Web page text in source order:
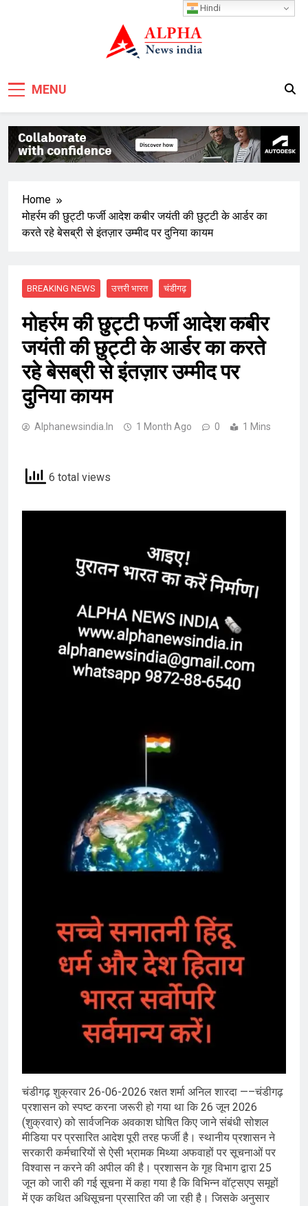
MENU
Home
मोहर्रम की छुट्टी फर्जी आदेश कबीर जयंती की छुट्टी के आर्डर का
करते रहे बेसब्री से इंतज़ार उम्मीद पर दुनिया कायम
BREAKING NEWS उत्तरी भारत चंडीगढ़
मोहर्रम की छुट्टी फर्जी आदेश कबीर
जयंती की छुट्टी के आर्डर का करते
रहे बेसब्री से इंतज़ार उम्मीद पर
दुनिया कायम
Alphanewsindia.in 1 Month Ago 0 1 Mins
6 total views
चंडीगढ़ शुक्रवार 26-06-2026 रक्षत शर्मा अनिल शारदा —–चंडीगढ़
प्रशासन को स्पष्ट करना जरूरी हो गया था कि 26 जून 2026
(शुक्रवार) को सार्वजनिक अवकाश घोषित किए जाने संबंधी सोशल
मीडिया पर प्रसारित आदेश पूरी तरह फर्जी है। स्थानीय प्रशासन ने
सरकारी कर्मचारियों से ऐसी भ्रामक मिथ्या अफवाहों पर सूचनाओं पर
विश्वास न करने की अपील की है। प्रशासन के गृह विभाग द्वारा 25
जून को जारी की गई सूचना में कहा गया है कि विभिन्न वॉट्सएप समूहों
में एक कथित अधिसूचना प्रसारित की जा रही है। जिसके अनुसार
Hindi